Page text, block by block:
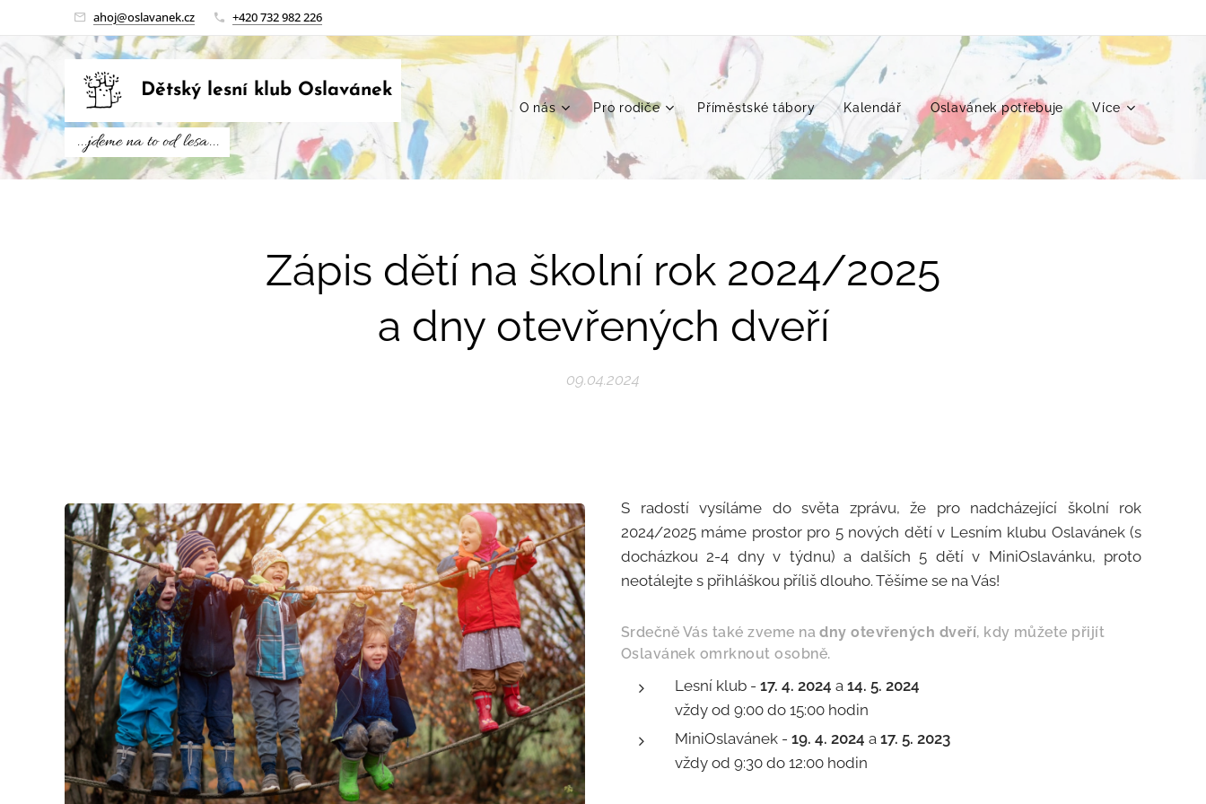
ahoj@oslavanek.cz +420 732 982 226
Dětský lesní klub Oslavánek
...jdeme na to od lesa...
O nás Pro rodiče Příměstské tábory Kalendář Oslavánek potřebuje Více
Zápis dětí na školní rok 2024/2025
a dny otevřených dveří
09.04.2024
S radostí vysíláme do světa zprávu, že pro nadcházející školní rok
2024/2025 máme prostor pro 5 nových dětí v Lesním klubu Oslavánek (s
docházkou 2-4 dny v týdnu) a dalších 5 dětí v MiniOslavánku, proto
neotálejte s přihláškou příliš dlouho. Těšíme se na Vás!
Srdečně Vás také zveme nadny otevřených dveří, kdy můžete přijít
Oslavánek omrknout osobně.
Lesní klub - 17. 4. 2024 a 14. 5. 2024
vždy od 9:00 do 15:00 hodin
MiniOslavánek - 19. 4. 2024 a 17. 5. 2023
vždy od 9:30 do 12:00 hodin